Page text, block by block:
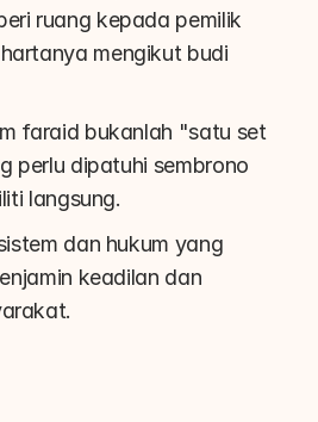
ruang kepada pemilik
mengikut budi
faraid bukanlah "satu set
perlu dipatuhi sembrono
langsung.
dan hukum yang
keadilan dan